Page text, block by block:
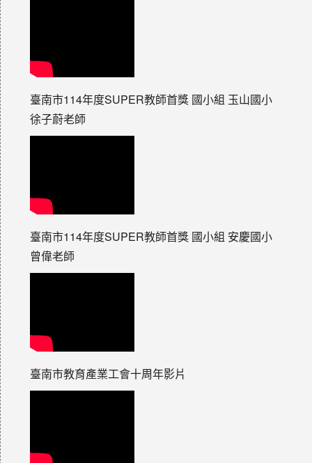
臺南市114年度SUPER教師首獎 國小組 玉山國小
徐子蔚老師
臺南市114年度SUPER教師首獎 國小組 安慶國小
曾偉老師
臺南市教育產業工會十周年影片